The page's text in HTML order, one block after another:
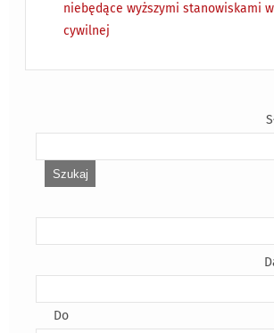
niebędące wyższymi stanowiskami w
cywilnej
Do